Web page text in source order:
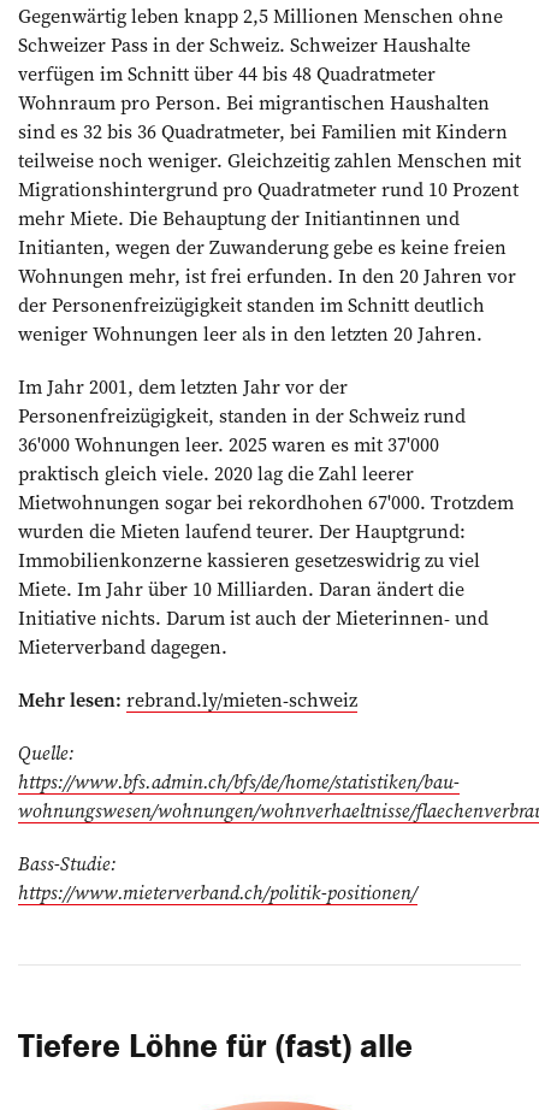
Gegenwärtig leben knapp 2,5 Millionen Menschen ohne
Schweizer Pass in der Schweiz. Schweizer Haushalte
verfügen im Schnitt über 44 bis 48 Quadratmeter
Wohnraum pro Person. Bei migrantischen Haushalten
sind es 32 bis 36 Quadratmeter, bei Familien mit Kindern
teilweise noch weniger. Gleichzeitig zahlen Menschen mit
Migrationshintergrund pro Quadratmeter rund 10 Prozent
mehr Miete. Die Behauptung der Initiantinnen und
Initianten, wegen der Zuwanderung gebe es keine freien
Wohnungen mehr, ist frei erfunden. In den 20 Jahren vor
der Personenfreizügigkeit standen im Schnitt deutlich
weniger Wohnungen leer als in den letzten 20 Jahren.
Im Jahr 2001, dem letzten Jahr vor der
Personenfreizügigkeit, standen in der Schweiz rund
36'000 Wohnungen leer. 2025 waren es mit 37'000
praktisch gleich viele. 2020 lag die Zahl leerer
Mietwohnungen sogar bei rekordhohen 67'000. Trotzdem
wurden die Mieten laufend teurer. Der Hauptgrund:
Immobilienkonzerne kassieren gesetzeswidrig zu viel
Miete. Im Jahr über 10 Milliarden. Daran ändert die
Initiative nichts. Darum ist auch der Mieterinnen- und
Mieterverband dagegen.
Mehr lesen: rebrand.ly/mieten-schweiz
Quelle:
https://www.bfs.admin.ch/bfs/de/home/statistiken/bau-
wohnungswesen/wohnungen/wohnverhaeltnisse/
Bass-Studie:
https://www.mieterverband.ch/politik-positionen/
Tiefere Löhne für (fast) alle